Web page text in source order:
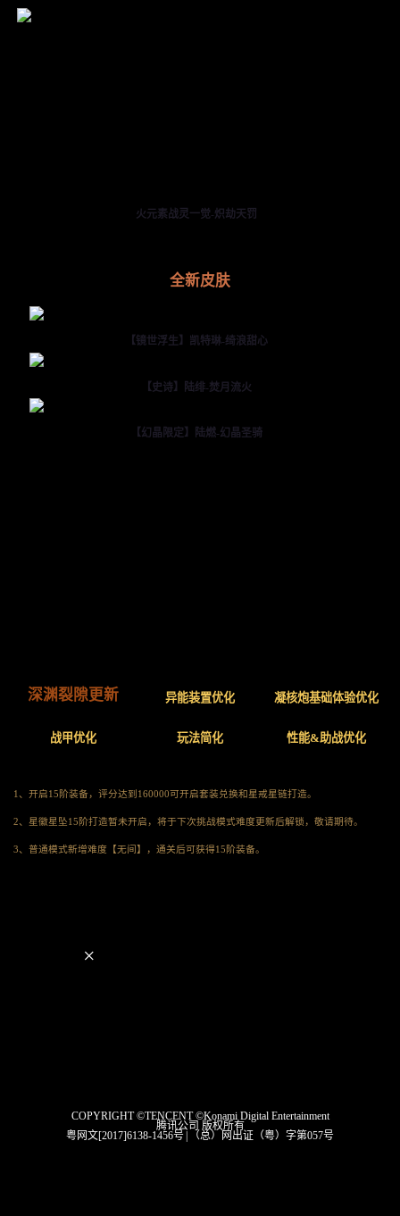
火元素战灵一觉-炽劫天罚
全新皮肤
【镜世浮生】凯特琳-绮浪甜心
【史诗】陆绯-焚月流火
【幻晶限定】陆燃-幻晶圣骑
深渊裂隙更新 异能装置优化 凝核炮基础体验优化
战甲优化 玩法简化 性能&助战优化
1、开启15阶装备，评分达到160000可开启套装兑换和星戒星链打造。
2、星徽星坠15阶打造暂未开启，将于下次挑战模式难度更新后解锁，敬请期待。
3、普通模式新增难度【无间】，通关后可获得15阶装备。
×
COPYRIGHT ©TENCENT ©Konami Digital Entertainment
腾讯公司 版权所有
粤网文[2017]6138-1456号| （总）网出证（粤）字第057号